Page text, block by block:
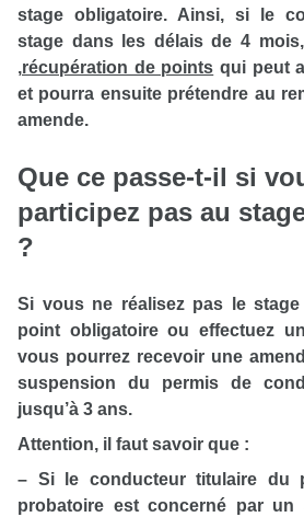
stage obligatoire. Ainsi, si le
stage dans les délais de 4
,récupération de points qui peut
et pourra ensuite prétendre au
amende.
Que ce passe-t-il si
participez pas au
?
Si vous ne réalisez pas le
point obligatoire ou effectuez
vous pourrez recevoir une
suspension du permis de
jusqu’à 3 ans.
Attention, il faut savoir que :
– Si le conducteur titulaire du
probatoire est concerné par un